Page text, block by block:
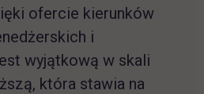
ofercie kierunków
i
wyjątkową w skali
która stawia na